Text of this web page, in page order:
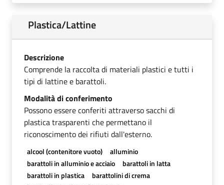
Plastica/Lattine
Descrizione
Comprende la raccolta di materiali plastici e tutti i
tipi di lattine e barattoli.
Modalità di conferimento
Possono essere conferiti attraverso sacchi di
plastica trasparenti che permettano il
riconoscimento dei rifiuti dall'esterno.
alcool (contenitore vuoto)
alluminio
barattoli in alluminio e acciaio
barattoli in latta
barattoli in plastica
barattolini di crema